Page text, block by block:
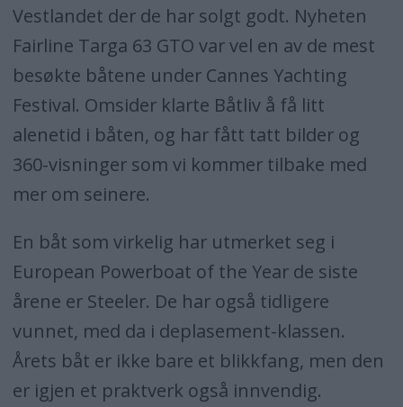
Vestlandet der de har solgt godt. Nyheten
Fairline Targa 63 GTO var vel en av de mest
besøkte båtene under Cannes Yachting
Festival. Omsider klarte Båtliv å få litt
alenetid i båten, og har fått tatt bilder og
360-visninger som vi kommer tilbake med
mer om seinere.
En båt som virkelig har utmerket seg i
European Powerboat of the Year de siste
årene er Steeler. De har også tidligere
vunnet, med da i deplasement-klassen.
Årets båt er ikke bare et blikkfang, men den
er igjen et praktverk også innvendig.